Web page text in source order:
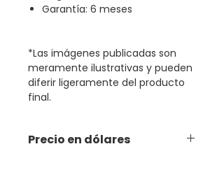
Garantía: 6 meses
*Las imágenes publicadas son
meramente ilustrativas y pueden
diferir ligeramente del producto
final.
Precio en dólares